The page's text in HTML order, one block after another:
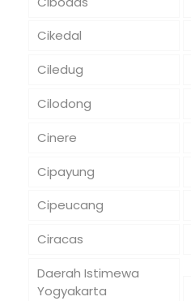
Cikedal
Ciledug
Cilodong
Cinere
Cipayung
Cipeucang
Ciracas
Daerah Istimewa
Yogyakarta